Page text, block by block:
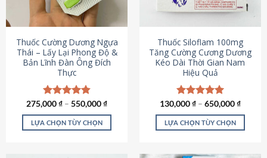
có
thể
chọn
trên
trang
sản
phẩm
có
được
chọn
trên
trang
sản
phẩm
Thuốc Cường Dương Ngựa
Thái – Lấy Lại Phong Độ &
Bản Lĩnh Đàn Ông Đích
Thực
Được xếp
hạng4.87
5 sao
275,000₫ – 550,000₫
LỰA CHỌN TÙY CHỌN
Thuốc Siloflam 100mg
Tăng Cường Cương Dương
Kéo Dài Thời Gian Nam
Hiệu Quả
Được xếp
hạng5.00
5 sao
130,000₫ – 650,000₫
LỰA CHỌN TÙY CHỌN